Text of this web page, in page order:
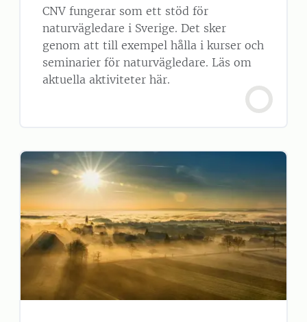
CNV fungerar som ett stöd för
naturvägledare i Sverige. Det sker
genom att till exempel hålla i kurser och
seminarier för naturvägledare. Läs om
aktuella aktiviteter här.